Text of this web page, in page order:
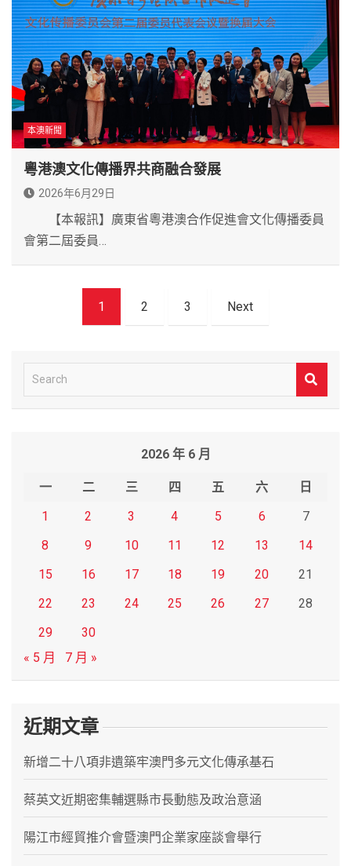
本澳新聞
粵港澳文化傳播界共商融合發展
2026年6月29日
【本報訊】廣東省粵港澳合作促進會文化傳播委員
會第二屆委員…
1 2 3 Next
e
2026 年 6 月
一 二 三 四 五 六
日
1
2 3 4 5 6
7
8
9 10 11 12 13
14
15
16 17 18 19 20
21
22
23 24 25 26 27
28
29
30
« 5 月
7 月 »
近期文章
新增二十八項非遺築牢澳門多元文化傳承基石
蔡英文近期密集輔選縣市長動態及政治意涵
陽江市經貿推介會暨澳門企業家座談會舉行